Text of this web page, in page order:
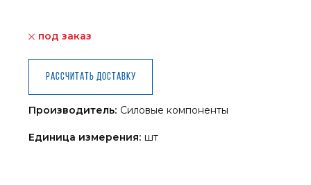
под заказ
Рассчитать доставку
Производитель: Силовые компоненты
Единица измерения: шт